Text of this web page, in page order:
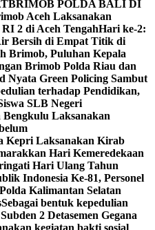
POLDA BALI DI
Aceh Laksanakan
2 di Aceh TengahHari ke-2:
Bersih di Empat Titik di
Brimob, Puluhan Kepala
Brimob Polda Riau dan
Nyata Green Policing Sambut
terhadap Pendidikan,
SLB Negeri
Bengkulu Laksanakan
Kepri Laksanakan Kirab
Hari Kemeredekaan
Hari Ulang Tahun
Indonesia Ke-81, Personel
Kalimantan Selatan
Sebagai bentuk kepedulian
2 Detasemen Gegana
kegiatan bakti sosial